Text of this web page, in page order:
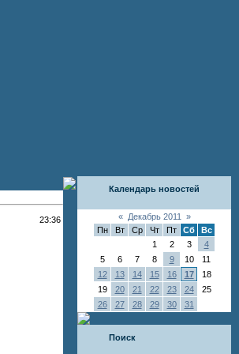
23:36
Календарь новостей
« Декабрь 2011
»
Пн
Вт Ср Чт Пт Сб
Вс
1
2 3
4
5
6 7 8 9 10
11
12
13 14 15 16 17
18
19
20 21 22 23 24
25
26
27 28 29 30 31
Поиск